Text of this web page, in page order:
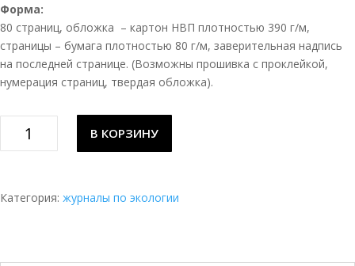
Форма:
80 страниц, обложка – картон НВП плотностью 390 г/м,
страницы – бумага плотностью 80 г/м, заверительная надпись
на последней странице. (Возможны прошивка с проклейкой,
нумерация страниц, твердая обложка).
товара
поступления,
В КОРЗИНУ
Категория: журналы по экологии